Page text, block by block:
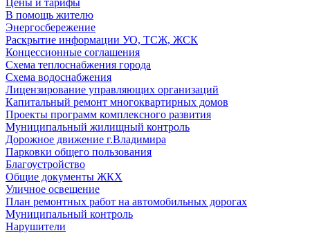
Цены и тарифы
В помощь жителю
Энергосбережение
Раскрытие информации УО, ТСЖ, ЖСК
Концессионные соглашения
Схема теплоснабжения города
Схема водоснабжения
Лицензирование управляющих организаций
Капитальный ремонт многоквартирных домов
Проекты программ комплексного развития
Муниципальный жилищный контроль
Дорожное движение г.Владимира
Парковки общего пользования
Благоустройство
Общие документы ЖКХ
Уличное освещение
План ремонтных работ на автомобильных дорогах
Муниципальный контроль
Нарушители